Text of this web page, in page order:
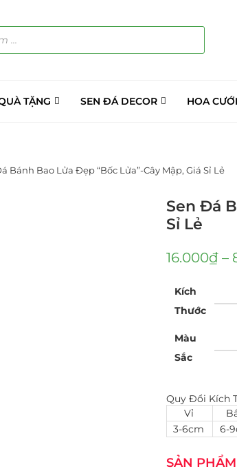
TẶNG SEN ĐÁ DECOR HOA
Bánh Bao Lửa Đẹp “Bốc Lửa”-Cây Mập, Giá Sỉ Lẻ
Sen Đá
Sỉ Lẻ
16.000₫ –
Kích
Thước
Màu
Sắc
Quy Đổi Kích
Vỉ
3-6cm
6-
SẢN